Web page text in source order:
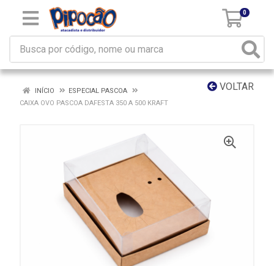
0
VOLTAR
INÍCIO
ESPECIAL PASCOA
CAIXA OVO PASCOA DAFESTA 350 A 500 KRAFT